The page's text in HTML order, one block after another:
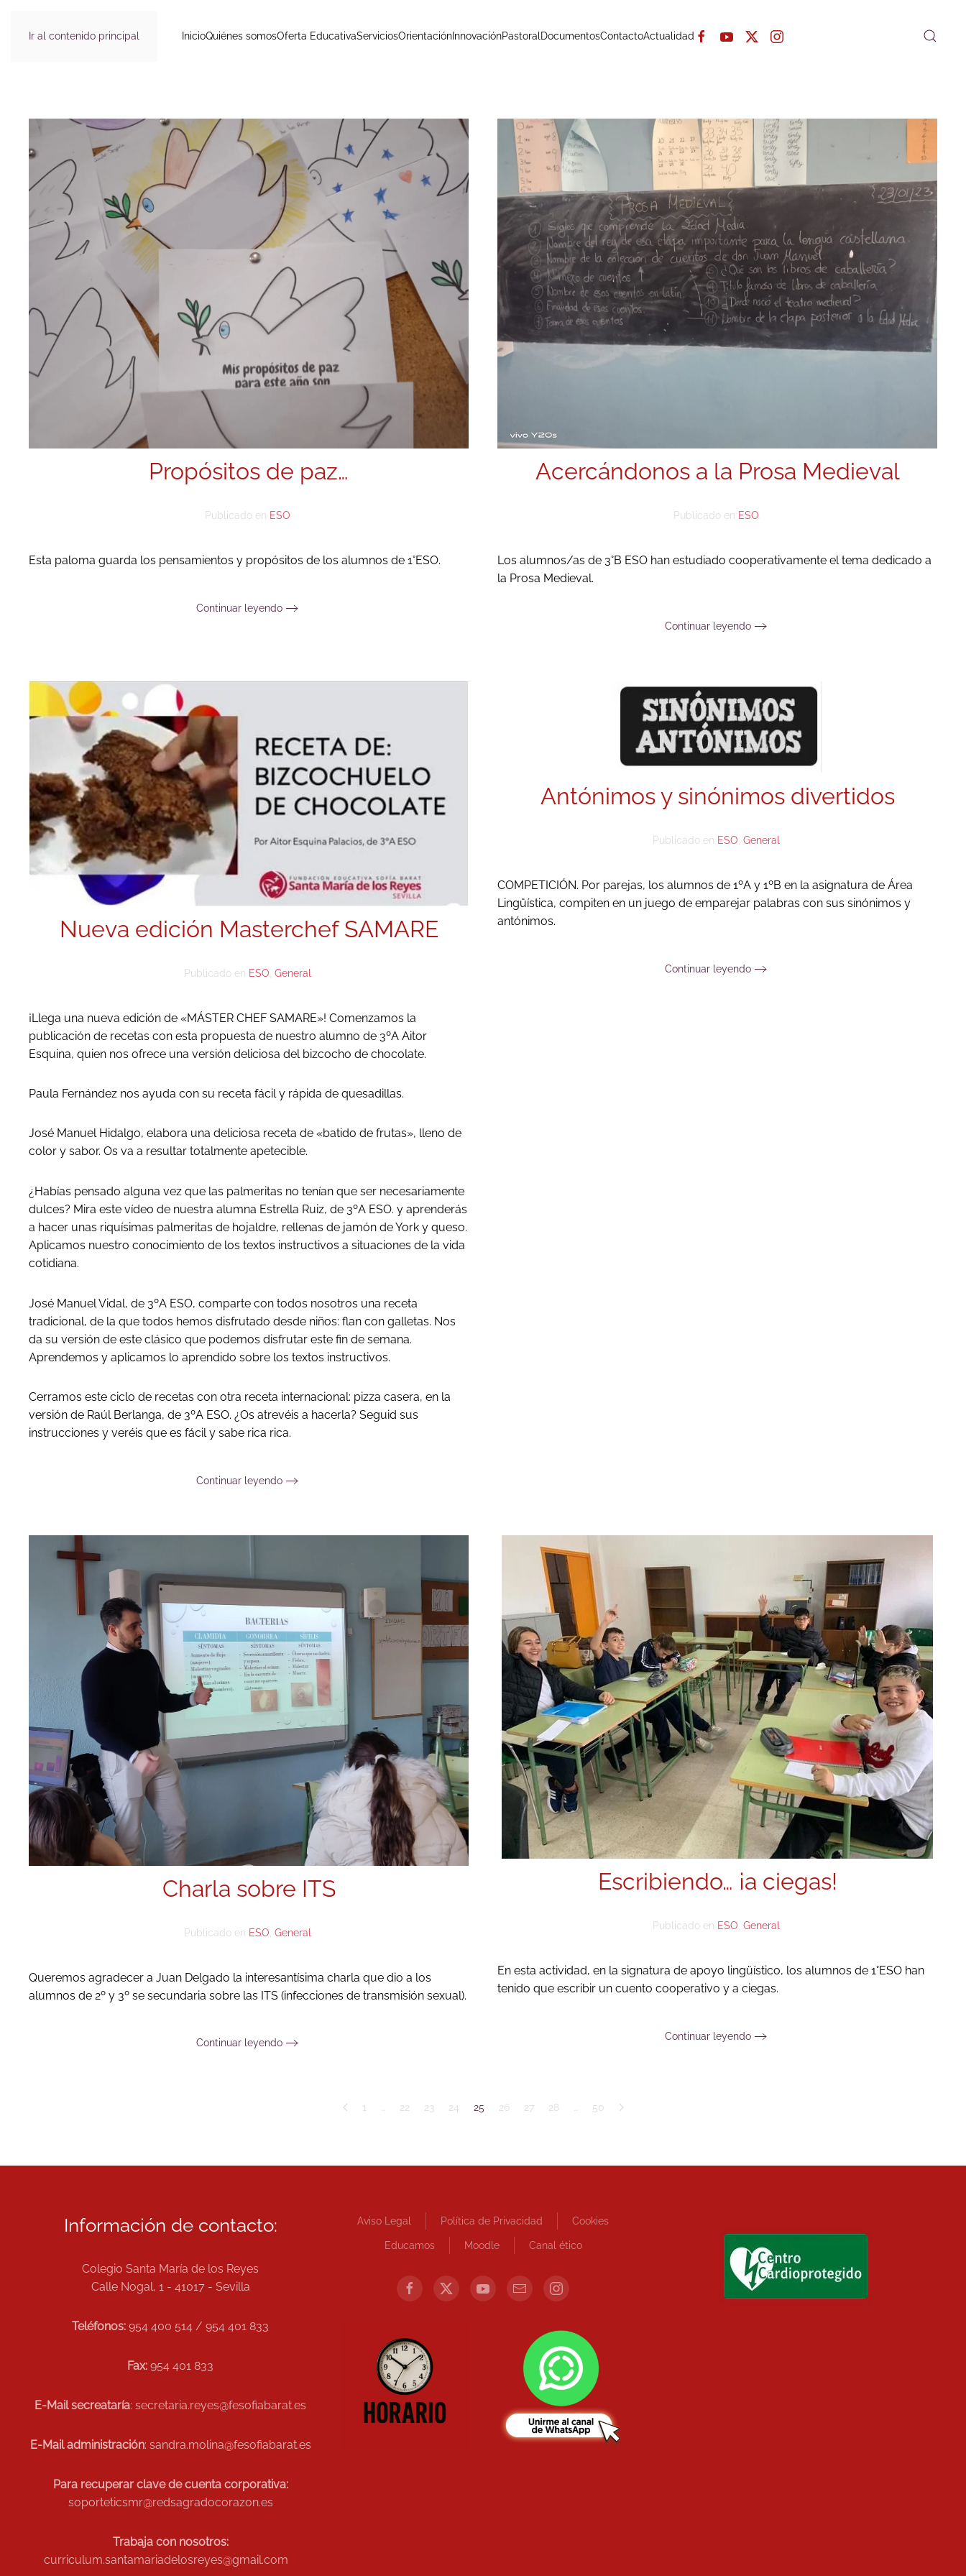
Ir al contenido principal InicioQuiénes somosOferta EducativaServiciosOrientación InnovaciónPastoral DocumentosContactoActualidad
Propósitos de paz…
Publicado en ESO.
Esta paloma guarda los pensamientos y propósitos de los alumnos de 1°ESO.
Continuar leyendo
Acercándonos a la Prosa Medieval
Publicado en ESO
Los alumnos/as de 3°B ESO han estudiado cooperativamente el tema dedicado a
la Prosa Medieval.
Continuar leyendo
Nueva edición Masterchef SAMARE
Publicado en ESO General
¡Llega una nueva edición de «MÁSTER CHEF SAMARE»! Comenzamos la
publicación de recetas con esta propuesta de nuestro alumno de 3ºA Aitor
Esquina, quien nos ofrece una versión deliciosa del bizcocho de chocolate.
Paula Fernández nos ayuda con su receta fácil y rápida de quesadillas.
José Manuel Hidalgo, elabora una deliciosa receta de «batido de frutas», lleno de
color y sabor. Os va a resultar totalmente apetecible.
¿Habías pensado alguna vez que las palmeritas no tenían que ser necesariamente
dulces? Mira este vídeo de nuestra alumna Estrella Ruiz, de 3ºA ESO. y aprenderás
a hacer unas riquísimas palmeritas de hojaldre, rellenas de jamón de York y queso.
Aplicamos nuestro conocimiento de los textos instructivos a situaciones de la vida
cotidiana.
José Manuel Vidal, de 3ºA ESO, comparte con todos nosotros una receta
tradicional, de la que todos hemos disfrutado desde niños: flan con galletas. Nos
da su versión de este clásico que podemos disfrutar este fin de semana.
Aprendemos y aplicamos lo aprendido sobre los textos instructivos.
Cerramos este ciclo de recetas con otra receta internacional: pizza casera, en la
versión de Raúl Berlanga, de 3ºA ESO. ¿Os atrevéis a hacerla? Seguid sus
instrucciones y veréis que es fácil y sabe rica rica.
Continuar leyendo
Antónimos y sinónimos divertidos
Publicado en ESO General
COMPETICIÓN. Por parejas, los alumnos de 1ºA y 1ºB en la asignatura de Área
Lingüística, compiten en un juego de emparejar palabras con sus sinónimos y
antónimos.
Continuar leyendo
Charla sobre ITS
Publicado en ESO General
Queremos agradecer a Juan Delgado la interesantísima charla que dio a los
alumnos de 2º y 3º se secundaria sobre las ITS (infecciones de transmisión sexual).
Continuar leyendo
Escribiendo… ¡a ciegas!
Publicado en ESO, General.
En esta actividad, en la signatura de apoyo lingüístico, los alumnos de 1°ESO han
tenido que escribir un cuento cooperativo y a ciegas.
Continuar leyendo
1 22 23 24 25 26 27 28 50
Información de contacto:
Colegio Santa María de los Reyes
Calle Nogal, 1 - 41017 - Sevilla
Teléfonos: 954 400 514 / 954 401 833
Fax: 954 401 833
E-Mail secreataría: secretaria.reyes@fesofiabarat.es
E-Mail administración: sandra.molina@fesofiabarat.es
Para recuperar clave de cuenta corporativa:
soporteticsmr@redsagradocorazon.es
Trabaja con nosotros:
curriculum.santamariadelosreyes@gmail.com
Aviso Legal Política de Privacidad Cookies
Educamos Moodle Canal ético